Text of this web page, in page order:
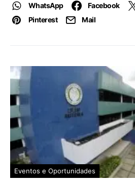
WhatsApp Facebook
Pinterest
Mail
Eventos e Oportunidades